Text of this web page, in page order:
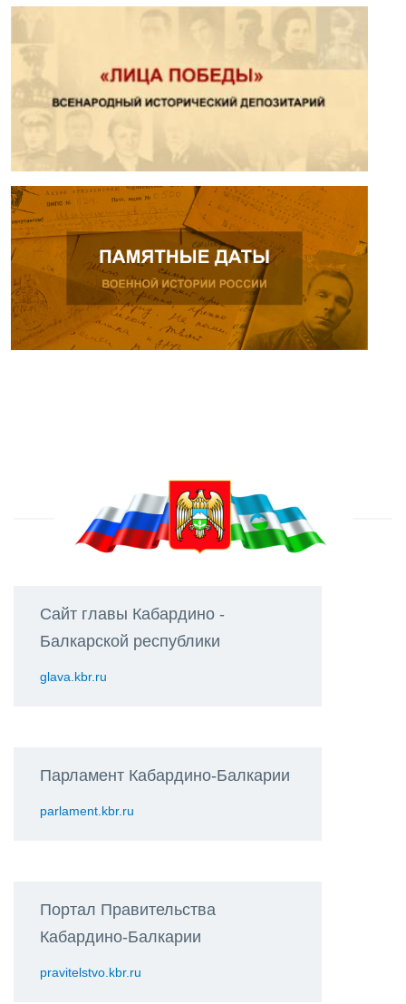
Сайт главы Кабардино -
Балкарской республики
glava.kbr.ru
Парламент Кабардино-Балкарии
parlament.kbr.ru
Портал Правительства
Кабардино-Балкарии
pravitelstvo.kbr.ru